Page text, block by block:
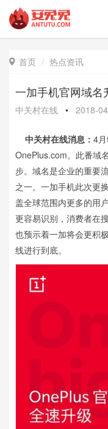
 首页 热点资讯
一加手机官网域名
中关村在线 • 2018-
中关村在线消息： 4
OnePlus.com。此番域
步。 域名是企业的重要
之一。一加手机此次更
盖全球范围内更多的用
更容易识别，消费者在
也预示着一加将会更积
线进行到底。